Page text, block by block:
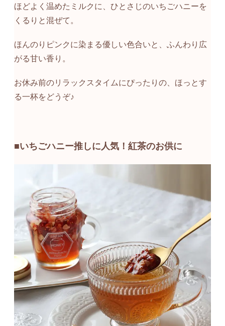
ほどよく温めたミルクに、ひとさじのいちごハニーを
くるりと混ぜて。
ほんのりピンクに染まる優しい色合いと、ふんわり広
がる甘い香り。
お休み前のリラックスタイムにぴったりの、ほっとす
る一杯をどうぞ♪
■いちごハニー推しに人気！紅茶のお供に